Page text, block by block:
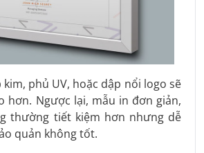
kim, phủ UV, hoặc dập nổi logo sẽ
hơn. Ngược lại, mẫu in đơn giản,
thường tiết kiệm hơn nhưng dễ
quản không tốt.